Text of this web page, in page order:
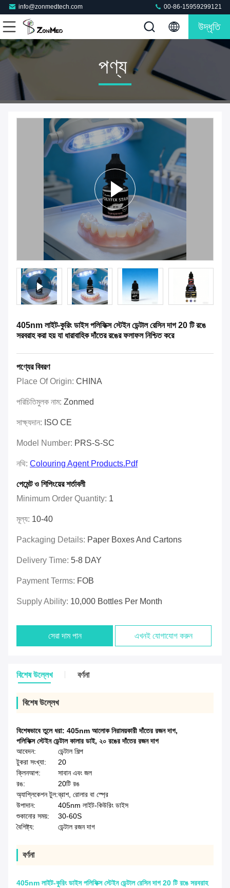
info@zonmedtech.com 00-86-15959299121
উদ্ধৃতি
পণ্য
405nm লাইট-কুরিং ডাইস পলিফিক্স স্টেইন ডেন্টাল রেসিন দাগ 20 টি রঙে
সরবরাহ করা হয় যা ধারাবাহিক দাঁতের রঙের ফলাফল নিশ্চিত করে
পণ্যের বিবরণ
Place Of Origin: CHINA
পরিচিতিমুলক নাম: Zonmed
সাক্ষ্যদান: ISO CE
Model Number: PRS-S-SC
নথি: Colouring Agent Products.pdf
পেমেন্ট ও শিপিংয়ের শর্তাবলী
Minimum Order Quantity: 1
মূল্য: 10-40
Packaging Details: Paper Boxes And Cartons
Delivery Time: 5-8 DAY
Payment Terms: FOB
Supply Ability: 10,000 Bottles Per Month
সেরা দাম পান এখনই যোগাযোগ করুন
বিশেষ উল্লেখ বর্ণনা
বিশেষ উল্লেখ
বিশেষভাবে তুলে ধরা: 405nm আলোক নিরাময়কারী দাঁতের রজন দাগ,
পলিফিক্স স্টেইন ডেন্টাল কালার ডাই, ২০ রঙের দাঁতের রজন দাগ
আবেদন:
ডেন্টাল শিল্প
টুকরা সংখ্যা:
20
ক্লিনআপ:
সাবান এবং জল
রঙ:
20টি রঙ
অ্যাপ্লিকেশন টুল:ব্রাশ, রোলার বা স্প্রে
উপাদান:
405nm লাইট-কিউরিং ডাইস
শুকানোর সময়:
30-60S
বৈশিষ্ট্য:
ডেন্টাল রজন দাগ
বর্ণনা
405nm লাইট-কুরিং ডাইস পলিফিক্স স্টেইন ডেন্টাল রেসিন দাগ 20 টি রঙে সরবরাহ